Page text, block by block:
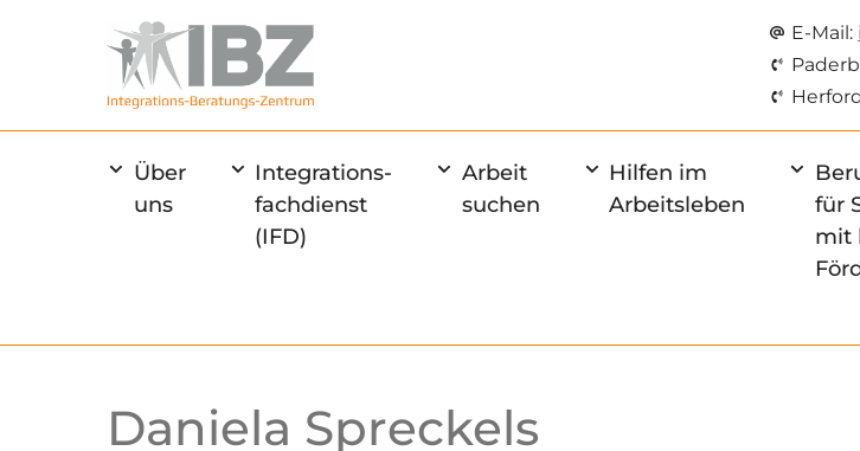
E-Mail:
Über
uns
Integrations-
fachdienst
(IFD)
Arbeit
suchen
Hilfen im
Arbeitsleben
für
mit
Daniela Spreckels